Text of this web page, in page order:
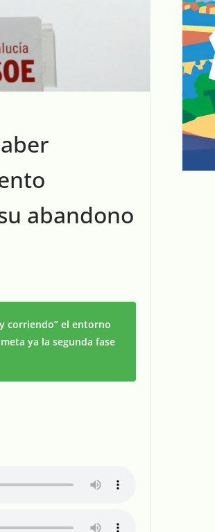
abandono
corriendo” el entorno
ya la segunda fase